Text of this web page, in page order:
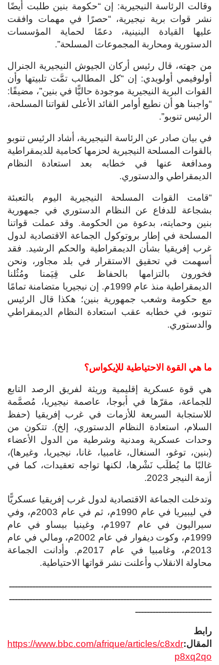
وقالت الرئاسة النيجيرية: إن “حكومة بنين طلبت أيضًا
نشر قوات برية نيجيرية، “حصرًا في مهمات وافقت
عليها القيادة البنينية، دعمًا لحماية المؤسسات
الدستورية ومحاربة المجموعات المسلحة”.
من جهته، قال رئيس أركان الجيوش النيجيرية الجنرال
أولوفيمي أولويدي: إن “كل المطالب تمَّت تلبيتها وأن
القوات البرية النيجيرية موجودة حاليًّا في بنين”، مضيفًا:
“واجبنا هو أن نطيع أوامر القائد الأعلى لقواتنا المسلحة،
الرئيس تنوبو”.
في بيان صادر عن الرئاسة النيجيرية، أشاد الرئيس تنوبو
بالقوات المسلحة النيجيرية لحزمها كحامية للديمقراطية
ومدافعة عنها في خطابه بعد استعادة النظام
الديمقراطي والدستوري.
“قامت القوات المسلحة النيجيرية اليوم بالتعبئة
بشجاعة للدفاع عن النظام الدستوري في جمهورية
بنين وحمايته، بدعوة من الحكومة. وقد عملت قواتنا
المسلحة في إطار بروتوكول الجماعة الاقتصادية لدول
غرب إفريقيا بشأن الديمقراطية والحكم الرشيد. فقد
أسهمت في تحقيق الاستقرار في بلد مجاور، ونحن
فخورون بالتزامها بالحفاظ على قِيَمنا ومُثُلنا
الديمقراطية منذ عام 1999م. إن نيجيريا متضامنة تمامًا
مع حكومة وشعب جمهورية بنين؛ هكذا قال الرئيس
تنوبو، في خطابه عقب استعادة النظام الديمقراطي
والدستوري.
ما هي القوة الاحتياطية للإيكواس؟
هي قوة عسكرية إقليمية وريثة لفريق الرصد التابع
للجماعة، مقرّها في أبوجا، عاصمة نيجيريا، مُصمَّمة
للاستجابة السريعة للأزمات في غرب إفريقيا (حفظ
السلام، استعادة النظام الدستوري، إلخ). تتكون من
وحدات عسكرية ومدنية وشرطية من الدول الأعضاء
(بنين، توغو، السنغال، غامبيا، غانا، نيجيريا، وغيرها)،
غالبًا ما يُطلَب نَشْرها، لكنها تواجه تعقيدات، كما في
أزمة النيجر 2023.
وتدخلت الجماعة الاقتصادية لدول غرب إفريقيا عسكريًّا
في ليبيريا في عام 1990م، ثم في عام 2003م، وفي
سيراليون في عام 1997م، وغينيا بيساو في عام
1999م، وكوت ديفوار في عام 2002م، ومالي في عام
2013م، وغامبيا في عام 2017م. وأدانت الجماعة
محاولة الانقلاب وأعلنت نشر قواتها الاحتياطية.
ـــــــــــــــــــــــــــــــــــــــــــــــــــــــــــــــــــــ
ـــــــــــــــــــــــــــــــــــــــــــــــــــــــــــــــــــــ
ــــــــــــــــــــــــــ
رابط
المقال:https://www.bbc.com/afrique/articles/c8xdr
p8xq2qo